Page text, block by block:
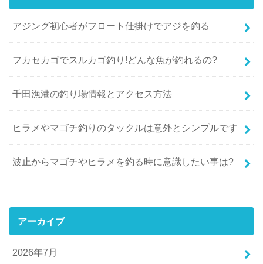
アジング初心者がフロート仕掛けでアジを釣る
フカセカゴでスルカゴ釣り!どんな魚が釣れるの?
千田漁港の釣り場情報とアクセス方法
ヒラメやマゴチ釣りのタックルは意外とシンプルです
波止からマゴチやヒラメを釣る時に意識したい事は?
アーカイブ
2026年7月